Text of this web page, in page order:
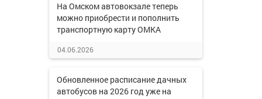
На Омском автовокзале теперь
можно приобрести и пополнить
транспортную карту ОМКА
04.06.2026
Обновленное расписание дачных
автобусов на 2026 год уже на